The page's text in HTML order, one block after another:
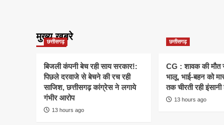
मुख्य खबरे
छत्तीसगढ़
बिजली कंपनी बेच रही साय सरकार!:
पिछले दरवाजे से बेचने की रच रही
साजिश, छत्तीसगढ़ कांग्रेस ने लगाये
गंभीर आरोप
13 hours ago
छत्तीसगढ़
CG : शावक की मौत
भालू, भाई-बहन को
तक चीरती रही इंसानी
13 hours ago